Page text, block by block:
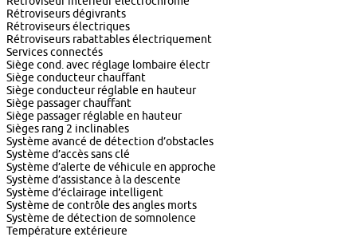
Rétroviseurs dégivrants
Rétroviseurs électriques
Rétroviseurs rabattables électriquement
Services connectés
Siège cond. avec réglage lombaire électr
Siège conducteur chauffant
Siège conducteur réglable en hauteur
Siège passager chauffant
Siège passager réglable en hauteur
Sièges rang 2 inclinables
Système avancé de détection d’obstacles
Système d’accès sans clé
Système d’alerte de véhicule en approche
Système d’assistance à la descente
Système d’éclairage intelligent
Système de contrôle des angles morts
Système de détection de somnolence
Température extérieure